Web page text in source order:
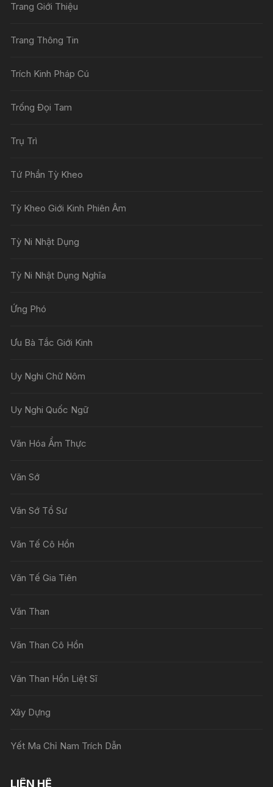
Trang Giới Thiệu
Trang Thông Tin
Trích Kinh Pháp Cú
Trống Đọi Tam
Trụ Trì
Tứ Phần Tỳ Kheo
Tỳ Kheo Giới Kinh Phiên Âm
Tỳ Ni Nhật Dụng
Tỳ Ni Nhật Dụng Nghĩa
Ứng Phó
Ưu Bà Tắc Giới Kinh
Uy Nghi Chữ Nôm
Uy Nghi Quốc Ngữ
Văn Hóa Ẩm Thực
Văn Sớ
Văn Sớ Tổ Sư
Văn Tế Cô Hồn
Văn Tế Gia Tiên
Văn Than
Văn Than Cô Hồn
Văn Than Hồn Liệt Sĩ
Xây Dựng
Yết Ma Chỉ Nam Trích Dẫn
LIÊN HỆ